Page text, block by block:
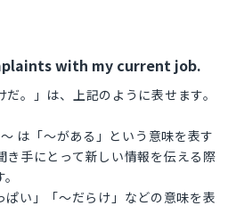
with my current job.
だ。」は、上記のように表せます。
は「〜がある」という意味を表す
き手にとって新しい情報を伝える際
い」「〜だらけ」などの意味を表